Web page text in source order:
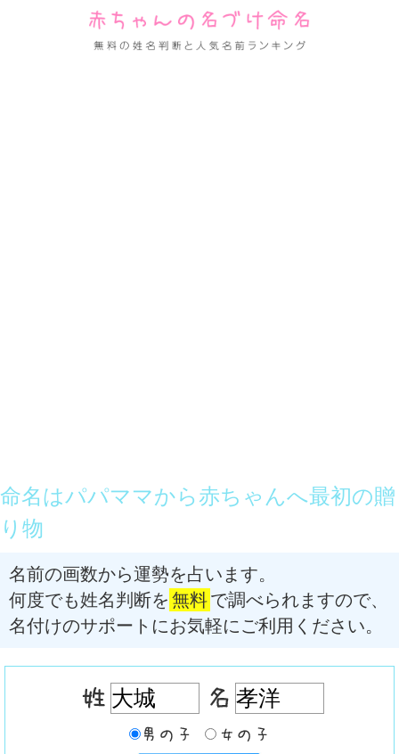
命名はパパママから赤ちゃんへ最初の贈
り物
名前の画数から運勢を占います。
何度でも姓名判断を 無料で調べられますので、
名付けのサポートにお気軽にご利用ください。